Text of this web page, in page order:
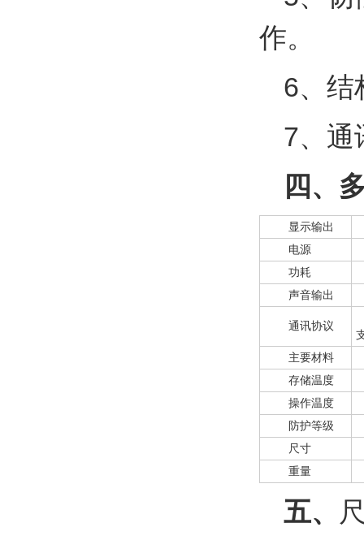
作。
6、结
7、通
四、
显示输出
电源
功耗
声音输出
通讯协议
主要材料
存储温度
操作温度
防护等级
尺寸
重量
五、